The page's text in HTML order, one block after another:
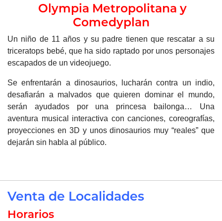
Olympia Metropolitana y
Comedyplan
Un niño de 11 años y su padre tienen que rescatar a su
triceratops bebé, que ha sido raptado por unos personajes
escapados de un videojuego.
Se enfrentarán a dinosaurios, lucharán contra un indio,
desafiarán a malvados que quieren dominar el mundo,
serán ayudados por una princesa bailonga… Una
aventura musical interactiva con canciones, coreografías,
proyecciones en 3D y unos dinosaurios muy “reales” que
dejarán sin habla al público.
Venta de Localidades
Horarios